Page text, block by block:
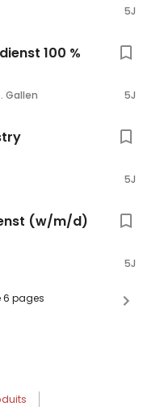
5J
100 %
Gallen 5J
5J
(w/m/d)
5J
6 pages